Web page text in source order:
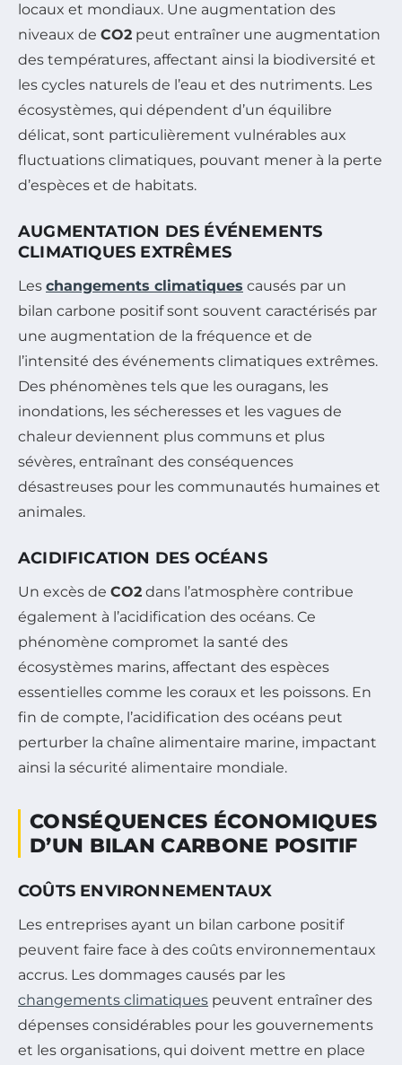
locaux et mondiaux. Une augmentation des
niveaux de CO2 peut entraîner une augmentation
des températures, affectant ainsi la biodiversité et
les cycles naturels de l’eau et des nutriments. Les
écosystèmes, qui dépendent d’un équilibre
délicat, sont particulièrement vulnérables aux
fluctuations climatiques, pouvant mener à la perte
d’espèces et de habitats.
AUGMENTATION DES ÉVÉNEMENTS
CLIMATIQUES EXTRÊMES
Les changements climatiques causés par un
bilan carbone positif sont souvent caractérisés par
une augmentation de la fréquence et de
l’intensité des événements climatiques extrêmes.
Des phénomènes tels que les ouragans, les
inondations, les sécheresses et les vagues de
chaleur deviennent plus communs et plus
sévères, entraînant des conséquences
désastreuses pour les communautés humaines et
animales.
ACIDIFICATION DES OCÉANS
Un excès de CO2 dans l’atmosphère contribue
également à l’acidification des océans. Ce
phénomène compromet la santé des
écosystèmes marins, affectant des espèces
essentielles comme les coraux et les poissons. En
fin de compte, l’acidification des océans peut
perturber la chaîne alimentaire marine, impactant
ainsi la sécurité alimentaire mondiale.
CONSÉQUENCES ÉCONOMIQUES
D’UN BILAN CARBONE POSITIF
COÛTS ENVIRONNEMENTAUX
Les entreprises ayant un bilan carbone positif
peuvent faire face à des coûts environnementaux
accrus. Les dommages causés par les
changements climatiques peuvent entraîner des
dépenses considérables pour les gouvernements
et les organisations, qui doivent mettre en place